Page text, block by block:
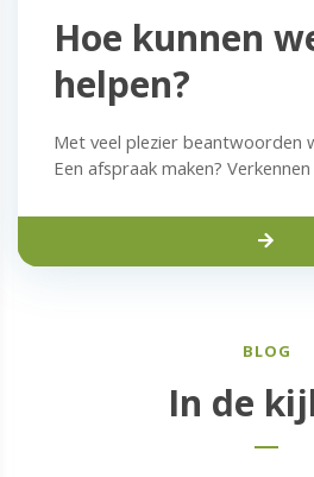
Hoe kunnen
helpen?
Met veel plezier beantwoorden
Een afspraak maken?
BLOG
In de